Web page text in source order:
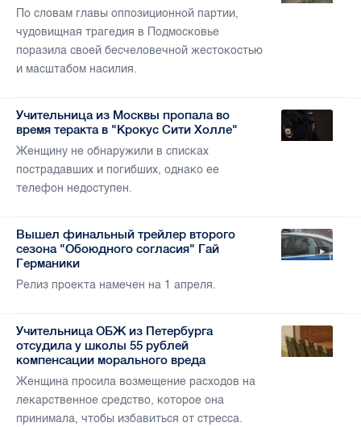
По словам главы оппозиционной партии,
чудовищная трагедия в Подмосковье
поразила своей бесчеловечной жестокостью
и масштабом насилия.
Учительница из Москвы пропала во
время теракта в "Крокус Сити Холле"
Женщину не обнаружили в списках
пострадавших и погибших, однако ее
телефон недоступен.
Вышел финальный трейлер второго
сезона "Обоюдного согласия" Гай
Германики
Релиз проекта намечен на 1 апреля.
Учительница ОБЖ из Петербурга
отсудила у школы 55 рублей
компенсации морального вреда
Женщина просила возмещение расходов на
лекарственное средство, которое она
принимала, чтобы избавиться от стресса.